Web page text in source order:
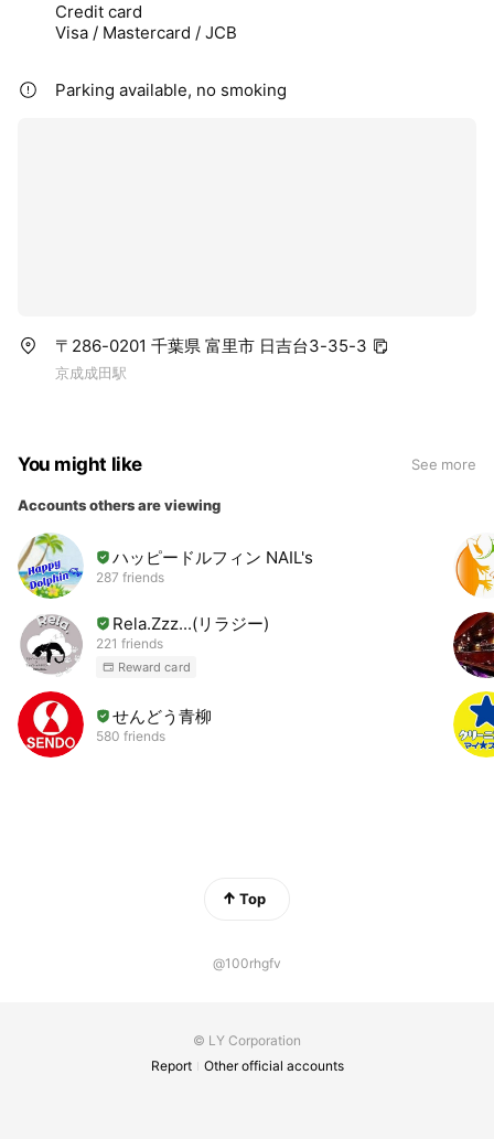
Credit card
Visa / Mastercard / JCB
Parking available, no smoking
〒286-0201 千葉県 富里市 日吉台3-35-3
京成成田駅
You might like See more
Accounts others are viewing
ハッピードルフィン NAIL's
287 friends
Rela.Zzz...(リラジー)
221 friends
Reward card
せんどう青柳
580 friends
Top
@100rhgfv
© LY Corporation
Report
Other official accounts